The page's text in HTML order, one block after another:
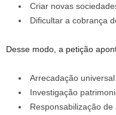
Criar novas
Dificultar a cobrança
Desse modo, a petição
Arrecadação
Investigação
Responsabilização